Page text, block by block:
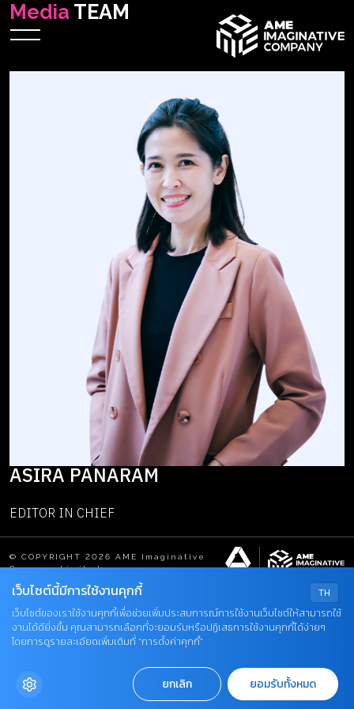
Media TEAM
ASIRA PANARAM
EDITOR IN CHIEF
© COPYRIGHT 2026 AME Imaginative
Company Limited.
×
TH
เว็บไซต์นี้มีการใช้งานคุกกี้
เว็บไซต์ของเราใช้งานคุกกี้เพื่อช่วยเพิ่มประสบการณ์การใช้งานเว็บไซต์ให้สามารถใช้
งานได้ดียิ่งขึ้น คุณสามารถเลือกที่จะยอมรับหรือปฏิเสธการใช้งานคุกกี้ได้ง่ายๆ
โดยการดูรายละเอียดเพิ่มเติมที่ “การตั้งค่าคุกกี้”
ยกเลิก ยอมรับทั้งหมด